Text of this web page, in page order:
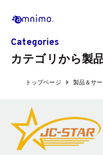
Categories
カテゴリから製
トップページ arrow_right 製品＆サ